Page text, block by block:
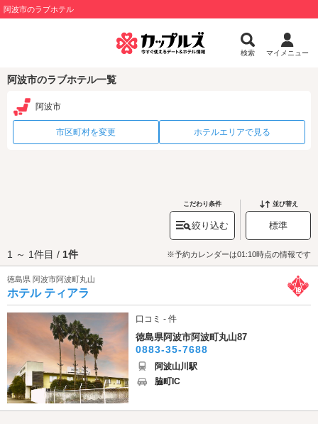
阿波市のラブホテル
検索 マイメニュー
阿波市のラブホテル一覧
阿波市
市区町村を変更 ホテルエリアで見る
こだわり条件
絞り込む
並び替え
標準
1 ～ 1件目 / 1件 ※予約カレンダーは01:10時点の情報です
徳島県 阿波市阿波町丸山
ホテル ティアラ
口コミ - 件
徳島県阿波市阿波町丸山87
0883-35-7688
阿波山川駅
脇町IC